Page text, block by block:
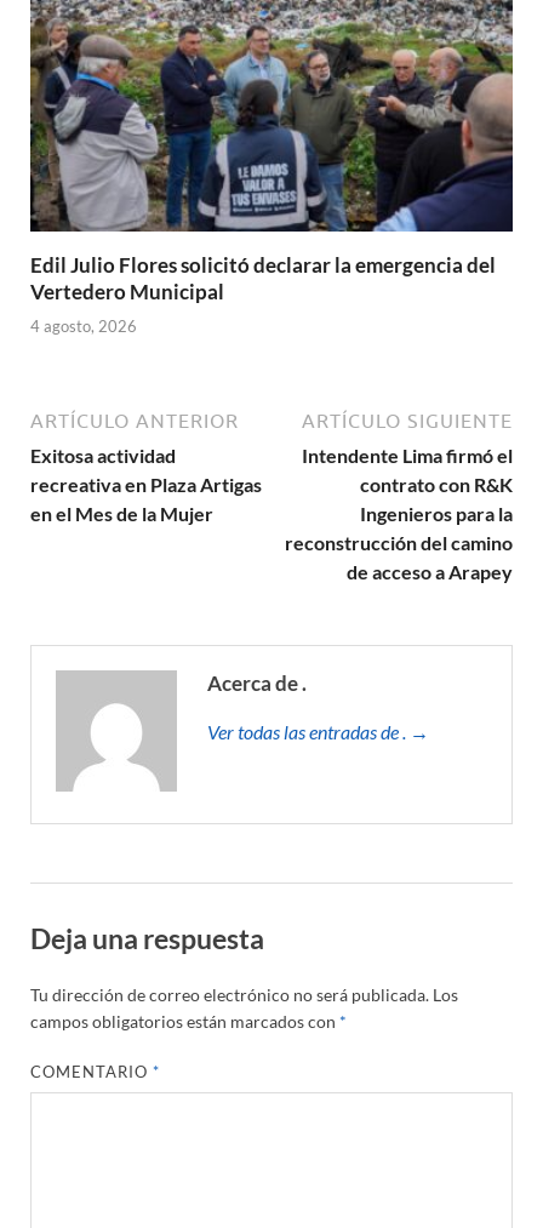
Edil Julio Flores solicitó declarar la emergencia del
Vertedero Municipal
4 agosto, 2026
ARTÍCULO ANTERIOR
Exitosa actividad
recreativa en Plaza Artigas
en el Mes de la Mujer
ARTÍCULO SIGUIENTE
Intendente Lima firmó el
contrato con R&K
Ingenieros para la
reconstrucción del camino
de acceso a Arapey
Acerca de .
Ver todas las entradas de . →
Deja una respuesta
Tu dirección de correo electrónico no será publicada. Los
campos obligatorios están marcados con *
COMENTARIO*